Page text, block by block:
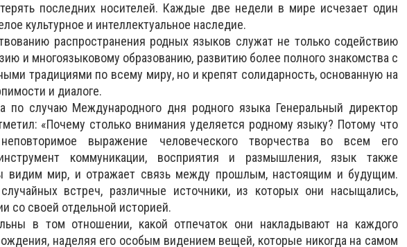
последних носителей. Каждые две недели в мире исчезает один
культурное и интеллектуальное наследие.
распространения родных языков служат не только содействию
и многоязыковому образованию, развитию более полного знакомства с
традициями по всему миру, но и крепят солидарность, основанную на
и диалоге.
по случаю Международного дня родного языка Генеральный директор
«Почему столько внимания уделяется родному языку? Потому что
выражение человеческого творчества во всем его
коммуникации, восприятия и размышления, язык также
видим мир, и отражает связь между прошлым, настоящим и будущим.
встреч, различные источники, из которых они насыщались,
со своей отдельной историей.
в том отношении, какой отпечаток они накладывают на каждого
наделяя его особым видением вещей, которые никогда на самом